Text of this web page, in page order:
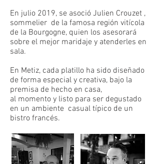
En julio 2019, se asoció Julien Crouzet ,
sommelier de la famosa región vitícola
de la Bourgogne, quien los asesorará
sobre el mejor maridaje y atenderles en
sala.
En Metiz, cada platillo ha sido diseñado
de forma especial y creativa, bajo la
premisa de hecho en casa,
al momento y listo para ser degustado
en un ambiente casual típico de un
bistro francés.